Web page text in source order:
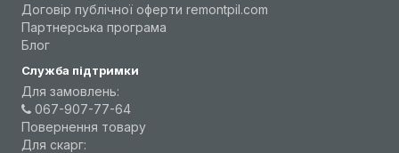
Договір публічної оферти remontpil.com
Партнерська програма
Блог
Служба підтримки
Для замовлень:
067-907-77-64
Повернення товару
Для скарг: